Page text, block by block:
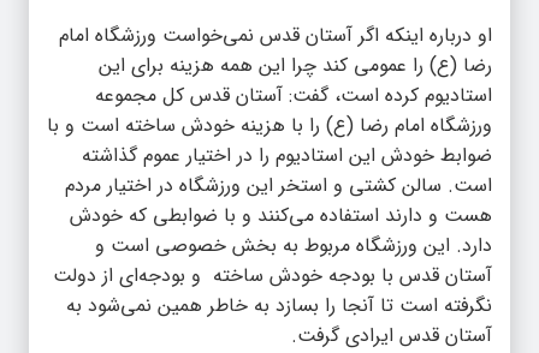
او درباره اینکه اگر آستان قدس نمی‌خواست ورزشگاه امام
رضا (ع) را عمومی کند چرا این همه هزینه برای این
استادیوم کرده است، گفت: آستان قدس کل مجموعه
ورزشگاه امام رضا (ع) را با هزینه خودش ساخته است و با
ضوابط خودش این استادیوم را در اختیار عموم گذاشته
است. سالن کشتی و استخر این ورزشگاه در اختیار مردم
هست و دارند استفاده می‌کنند و با ضوابطی که خودش
دارد. این ورزشگاه مربوط به بخش خصوصی است و
آستان قدس با بودجه خودش ساخته و بودجه‌ای از دولت
نگرفته است تا آنجا را بسازد به خاطر همین نمی‌شود به
آستان قدس ایرادی گرفت.